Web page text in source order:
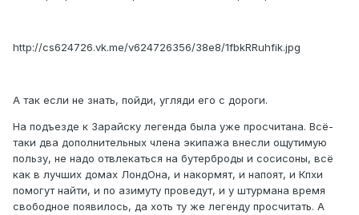
http://cs624726.vk.me/v624726356/38e8/1fbkRRuhfik.jpg
А так если не знать, пойди, угляди его с дороги.
На подъезде к Зарайску легенда была уже просчитана. Всё-
таки два дополнительных члена экипажа внесли ощутимую
пользу, не надо отвлекаться на бутерброды и сосисоны, всё
как в лучших домах ЛондОна, и накормят, и напоят, и Кпхи
помогут найти, и по азимуту проведут, и у штурмана время
свободное появилось, да хоть ту же легенду просчитать. А